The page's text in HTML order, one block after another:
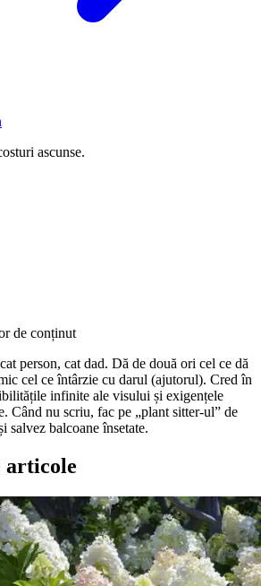
ascunse.
de conținut
person, cat dad. Dă de două ori cel ce dă
cel ce întârzie cu darul (ajutorul). Cred în
infinite ale visului și exigențele
Când nu scriu, fac pe „plant sitter-ul” de
salvez balcoane însetate.
articole